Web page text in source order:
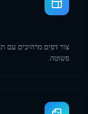
פשוטה.